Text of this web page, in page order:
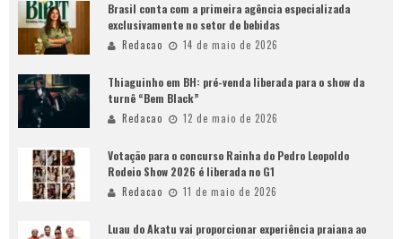
Brasil conta com a primeira agência especializada
exclusivamente no setor de bebidas
Redacao 14 de maio de 2026
Thiaguinho em BH: pré-venda liberada para o show da
turnê “Bem Black”
Redacao 12 de maio de 2026
Votação para o concurso Rainha do Pedro Leopoldo
Rodeio Show 2026 é liberada no G1
Redacao 11 de maio de 2026
Luau do Akatu vai proporcionar experiência praiana ao